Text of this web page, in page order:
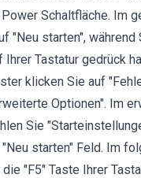
Schaltfläche. Im
"Neu starten", während
Tastatur gedrück
klicken Sie auf
Optionen". Im
Sie
starten" Feld. Im
"F5" Taste Ihrer